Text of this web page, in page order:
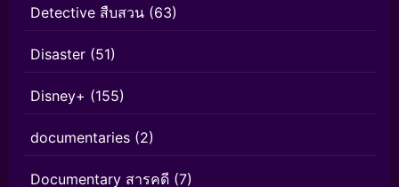
Detective สืบสวน (63)
Disaster (51)
Disney+ (155)
documentaries (2)
Documentary สารคดี (7)